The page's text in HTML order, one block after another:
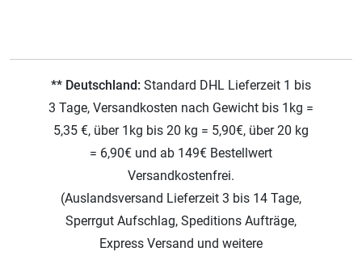
** Deutschland: Standard DHL Lieferzeit 1 bis
3 Tage, Versandkosten nach Gewicht bis 1kg =
5,35 €, über 1kg bis 20 kg = 5,90€, über 20 kg
= 6,90€ und ab 149€ Bestellwert
Versandkostenfrei.
(Auslandsversand Lieferzeit 3 bis 14 Tage,
Sperrgut Aufschlag, Speditions Aufträge,
Express Versand und weitere